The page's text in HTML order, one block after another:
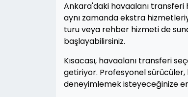
Ankara'daki havaalanı
aynı zamanda ekstra
turu veya rehber hizmeti de
başlayabilirsiniz.
Kısacası, havaalanı transferi
getiriyor. Profesyonel sürücüler,
deneyimlemek isteyeceğinize